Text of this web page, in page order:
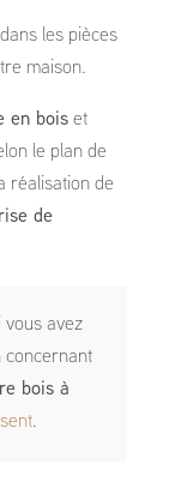
les pièces
maison.
en bois et
le plan de
réalisation de
de
vous avez
concernant
bois à
.